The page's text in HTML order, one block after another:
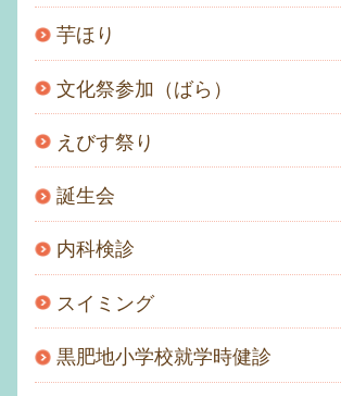
芋ほり
文化祭参加（ばら）
えびす祭り
誕生会
内科検診
スイミング
黒肥地小学校就学時健診